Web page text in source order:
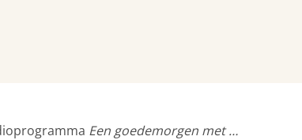
Een goedemorgen met …